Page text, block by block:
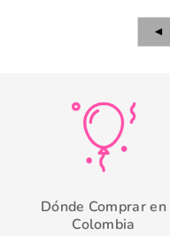
◄
Dónde Comprar en
Colombia